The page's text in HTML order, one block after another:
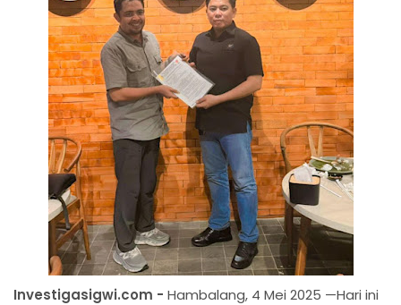
Investigasigwi.com - Hambalang, 4 Mei 2025 —Hari ini